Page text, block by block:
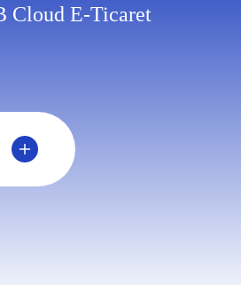
Cloud E-Ticaret